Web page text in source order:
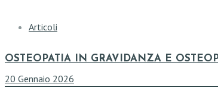
Articoli
OSTEOPATIA IN GRAVIDANZA E
20 Gennaio 2026